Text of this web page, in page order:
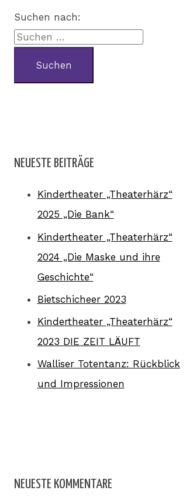
Suchen nach:
NEUESTE BEITRÄGE
Kindertheater „Theaterhärz“
2025 „Die Bank“
Kindertheater „Theaterhärz“
2024 „Die Maske und ihre
Geschichte“
Bietschicheer 2023
Kindertheater „Theaterhärz“
2023 DIE ZEIT LÄUFT
Walliser Totentanz: Rückblick
und Impressionen
NEUESTE KOMMENTARE